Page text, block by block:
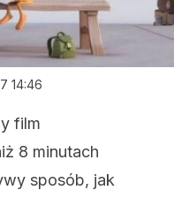
14:46
film
8 minutach
sposób, jak